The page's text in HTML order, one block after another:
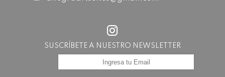
SUSCRÍBETE A NUESTRO NEWSLETTER